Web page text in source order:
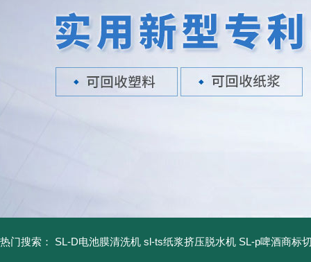
热门搜索： SL-D电池膜清洗机 sl-ts纸浆挤压脱水机 SL-p啤酒商标